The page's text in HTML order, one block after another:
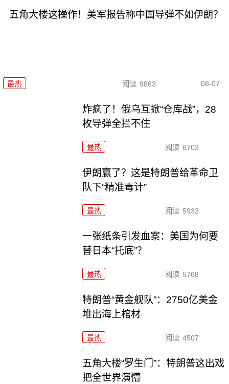
五角大楼这操作！美军报告称中国导弹不如伊朗？
最热 阅读 9863 08-07
炸疯了！俄乌互掀“仓库战”，28
枚导弹全拦不住
最热 阅读 6703
伊朗赢了？这是特朗普给革命卫
队下“精准毒计”
最热 阅读 5932
一张纸条引发血案：美国为何要
替日本“托底”？
最热 阅读 5768
特朗普“黄金舰队”：2750亿美金
堆出海上棺材
最热 阅读 4507
五角大楼“罗生门”：特朗普这出戏
把全世界演懵